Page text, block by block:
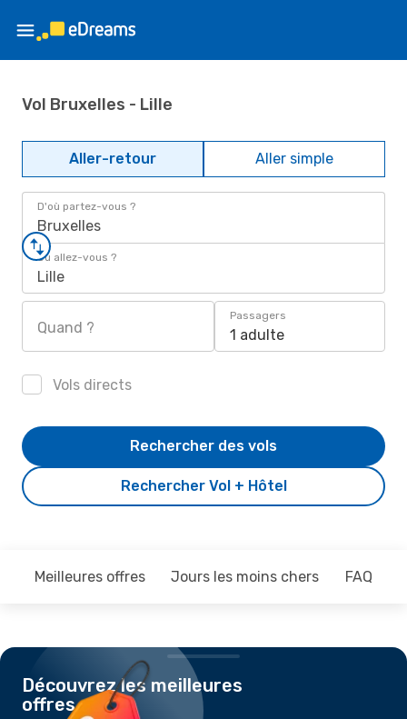
Vol Bruxelles - Lille
Aller-retour Aller simple
D'où partez-vous ?
Bruxelles
Où allez-vous ?
Lille
Quand ?
Passagers
1 adulte
Vols directs
Rechercher Vol + Hôtel
Rechercher des vols
Meilleures offres Jours les moins chers FAQ
Découvrez les meilleures
offres